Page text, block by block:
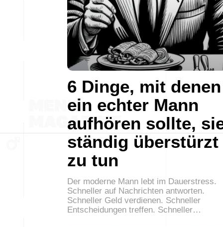
6 Dinge, mit denen
ein echter Mann
aufhören sollte,
ständig überstürzt
zu tun
Der moderne Mann lebt im Dauerstress.
Schneller auf Nachrichten antworten.
Schneller Geld verdienen. Schneller
Entscheidungen treffen. Schneller…